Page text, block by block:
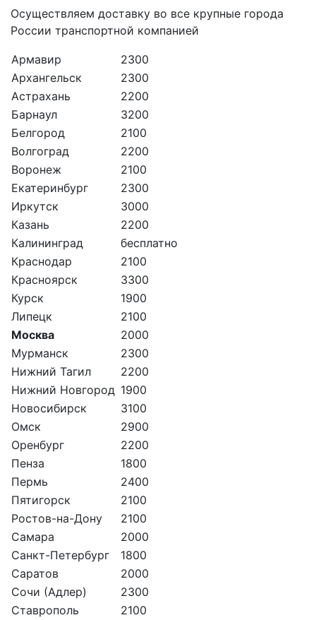
Осуществляем доставку во все крупные города
России транспортной компанией
Армавир
2300
Архангельск
2300
Астрахань
2200
Барнаул
3200
Белгород
2100
Волгоград
2200
Воронеж
2100
Екатеринбург
2300
Иркутск
3000
Казань
2200
Калининград
бесплатно
Краснодар
2100
Красноярск
3300
Курск
1900
Липецк
2100
Москва
2000
Мурманск
2300
Нижний Тагил
2200
Нижний Новгород 1900
Новосибирск
3100
Омск
2900
Оренбург
2200
Пенза
1800
Пермь
2400
Пятигорск
2100
Ростов-на-Дону
2100
Самара
2000
Санкт-Петербург
1800
Саратов
2000
Сочи (Адлер)
2300
Ставрополь
2100